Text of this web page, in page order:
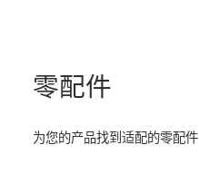
零配件
为您的产品找到适配的零配件